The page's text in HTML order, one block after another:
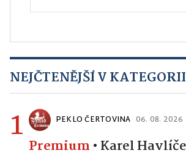
NEJČTENĚJŠÍ V KATEGORII
1 PEKLO ČERTOVINA 06. 08. 2026
Premium • Karel